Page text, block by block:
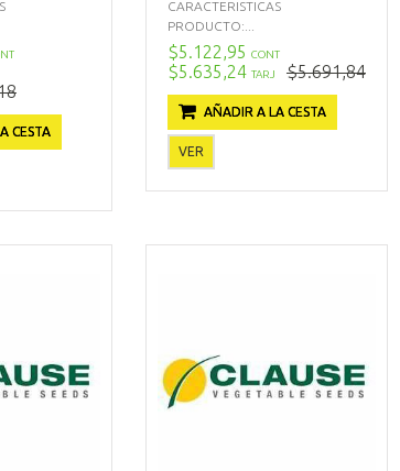
CESTA
CARACTERISTICAS
PRODUCTO:...
$5.122,95 CONT
$5.635,24 TARJ $5.691,84
AÑADIR A LA CESTA
VER